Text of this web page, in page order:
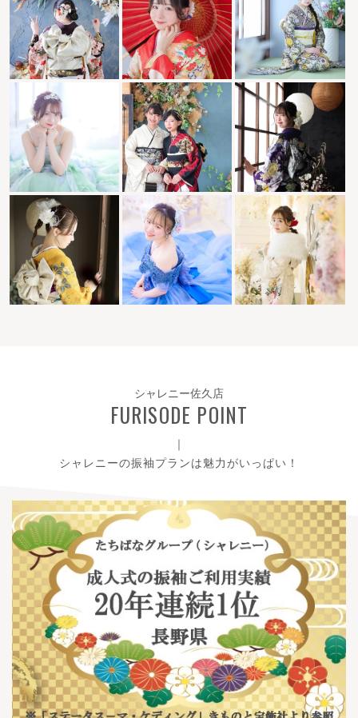
シャレニー佐久店
FURISODE POINT
｜
シャレニーの振袖プランは魅力がいっぱい！